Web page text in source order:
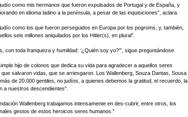
como mis hermanos que fueron expulsados de Portugal y de España, y
en idioma ladino a la península, a pesar de las inquisiciones”, aclara.
como los que fueron perseguidos en Europa por los pogroms, y, también,
seis millones aniquilados por los Hitler(s), en plural”.
con toda franqueza y humildad: ‘¿Quién soy yo?’”, sigue preguntándose.
hijo de colonos que dedica su vida para agradecer a aquellos seres
que salvaron vidas, que se arriesgaron. Los Wallenberg, Souza Dantas, Sousa
de 20.000 gentiles, no judíos, a quienes debemos la gratitud, el recuerdo, la
a nuestros descendientes”.
Wallenberg trabajamos intensamente en des-cubrir, entre otros, los
gestos de estos heroicos seres humanos.”